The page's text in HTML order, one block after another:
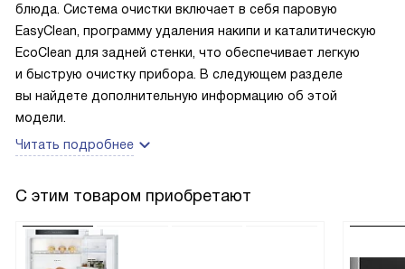
блюда. Система очистки включает в себя паровую
EasyClean, программу удаления накипи и каталитическую
EcoClean для задней стенки, что обеспечивает легкую
и быструю очистку прибора. В следующем разделе
вы найдете дополнительную информацию об этой
модели.
Читать подробнее
С этим товаром приобретают